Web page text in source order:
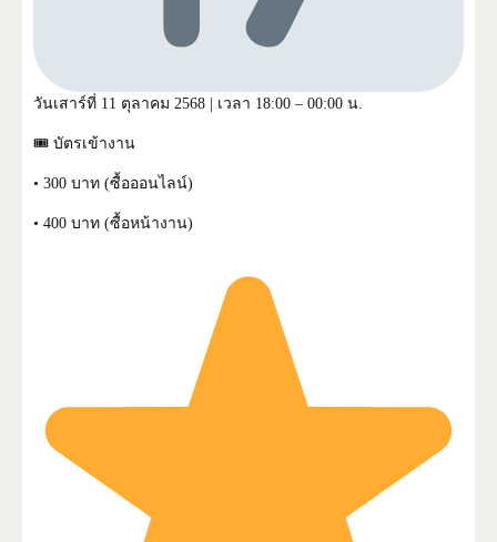
วันเสาร์ที่ 11 ตุลาคม 2568 | เวลา 18:00 – 00:00 น.
🎟 บัตรเข้างาน
• 300 บาท (ซื้อออนไลน์)
• 400 บาท (ซื้อหน้างาน)